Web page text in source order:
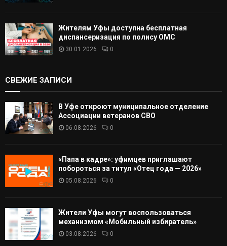
Жителям Уфы доступна бесплатная
диспансеризация по полису ОМС
30.01.2026 0
СВЕЖИЕ ЗАПИСИ
В Уфе откроют муниципальное отделение
Ассоциации ветеранов СВО
06.08.2026 0
«Папа в кадре»: уфимцев приглашают
побороться за титул «Отец года — 2026»
05.08.2026 0
Жители Уфы могут воспользоваться
механизмом «Мобильный избиратель»
03.08.2026 0